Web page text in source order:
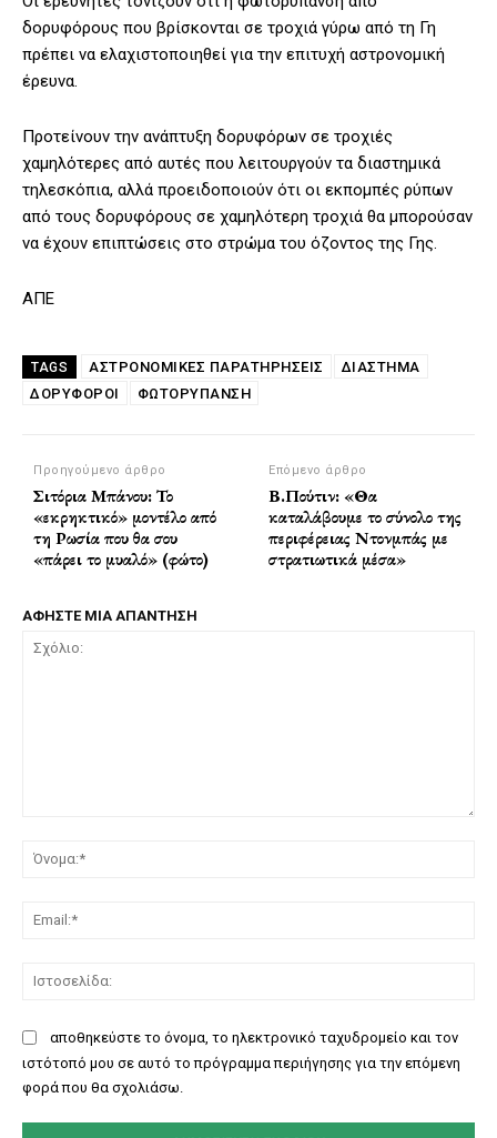
δορυφόρους που βρίσκονται σε τροχιά γύρω από τη Γη
πρέπει να ελαχιστοποιηθεί για την επιτυχή αστρονομική
έρευνα.
Προτείνουν την ανάπτυξη δορυφόρων σε τροχιές
χαμηλότερες από αυτές που λειτουργούν τα διαστημικά
τηλεσκόπια, αλλά προειδοποιούν ότι οι εκπομπές ρύπων
από τους δορυφόρους σε χαμηλότερη τροχιά θα μπορούσαν
να έχουν επιπτώσεις στο στρώμα του όζοντος της Γης.
ΑΠΕ
TAGS ΑΣΤΡΟΝΟΜΙΚΈΣ ΠΑΡΑΤΗΡΉΣΕΙΣ
ΔΙΑΣΤΗΜΑ
ΔΟΡΥΦΟΡΟΙ
ΦΩΤΟΡΎΠΑΝΣΗ
Προηγούμενο άρθρο
Σιτόρια Μπάνου: Το
«εκρηκτικό» μοντέλο από
τη Ρωσία που θα σου
«πάρει το μυαλό» (φώτο)
Επόμενο άρθρο
Β.Πούτιν: «Θα
καταλάβουμε το σύνολο της
περιφέρειας Ντονμπάς με
στρατιωτικά μέσα»
ΑΦΗΣΤΕ ΜΙΑ ΑΠΑΝΤΗΣΗ
αποθηκεύστε το όνομα, το ηλεκτρονικό ταχυδρομείο και τον
ιστότοπό μου σε αυτό το πρόγραμμα περιήγησης για την επόμενη
φορά που θα σχολιάσω.